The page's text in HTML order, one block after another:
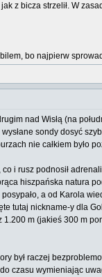
z bicza strzelił. W
bo najpierw
nad Wisłą (na
sondy dosyć
nie całkiem było
co i rusz podnosił
hiszpańska natura
a od Karola
tutaj nickname-y dla
m (jakieś 300 m
był raczej
czasu wymieniając